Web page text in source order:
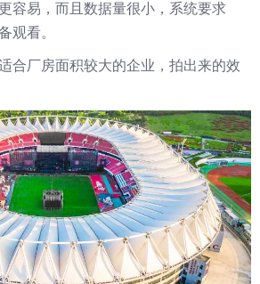
容易，而且数据量很小，系统要求
观看。
合厂房面积较大的企业，拍出来的效